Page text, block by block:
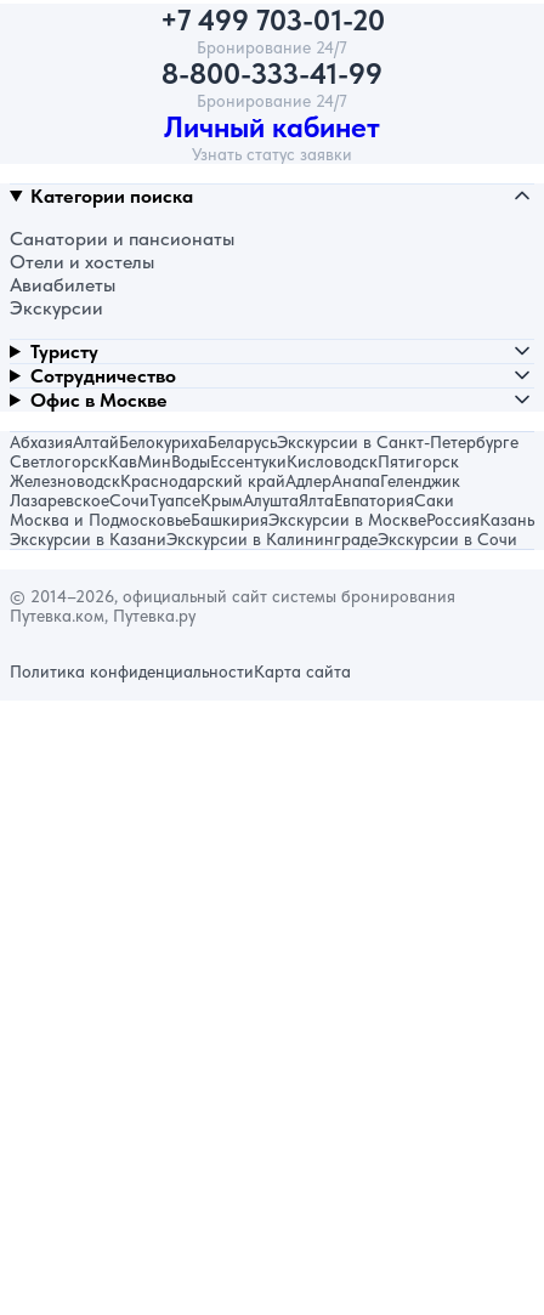
+7 499 703-01-20
Бронирование 24/7
8-800-333-41-99
Бронирование 24/7
Личный кабинет
Узнать статус заявки
Категории поиска
Санатории и пансионаты
Отели и хостелы
Авиабилеты
Экскурсии
Туристу
Сотрудничество
Офис в Москве
АбхазияАлтайБелокурихаБеларусьЭкскурсии в Санкт-Петербурге
СветлогорскКавМинВодыЕссентукиКисловодскПятигорск
ЖелезноводскКраснодарский крайАдлерАнапаГеленджик
ЛазаревскоеСочиТуапсеКрымАлуштаЯлтаЕвпаторияСаки
Москва и ПодмосковьеБашкирияЭкскурсии в МосквеРоссияКазань
Экскурсии в КазаниЭкскурсии в КалининградеЭкскурсии в Сочи
© 2014–2026, официальный сайт системы бронирования
Путевка.ком, Путевка.ру
Политика конфиденциальностиКарта сайта